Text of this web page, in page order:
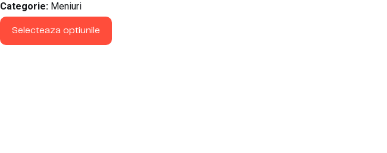
Categorie: Meniuri
Selecteaza optiunile